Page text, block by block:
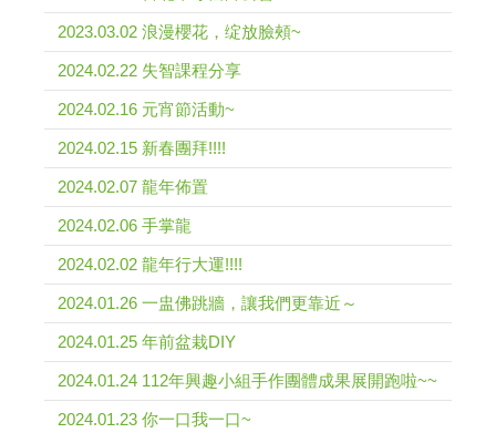
2023.03.02 浪漫櫻花，绽放臉頰~
2024.02.22 失智課程分享
2024.02.16 元宵節活動~
2024.02.15 新春團拜!!!!
2024.02.07 龍年佈置
2024.02.06 手掌龍
2024.02.02 龍年行大運!!!!
2024.01.26 一盅佛跳牆，讓我們更靠近～
2024.01.25 年前盆栽DIY
2024.01.24 112年興趣小組手作團體成果展開跑啦~~
2024.01.23 你一口我一口~